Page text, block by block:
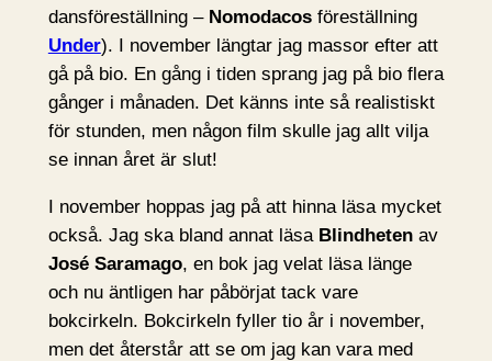
dansföreställning – Nomodacosföreställning
Under). I november längtar jag massor efter att
gå på bio. En gång i tiden sprang jag på bio flera
gånger i månaden. Det känns inte så realistiskt
för stunden, men någon film skulle jag allt vilja
se innan året är slut!
I november hoppas jag på att hinna läsa mycket
också. Jag ska bland annat läsa Blindheten av
José Saramago, en bok jag velat läsa länge
och nu äntligen har påbörjat tack vare
bokcirkeln. Bokcirkeln fyller tio år i november,
men det återstår att se om jag kan vara med